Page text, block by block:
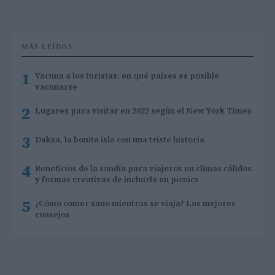
MÁS LEÍDOS
1 Vacuna a los turistas: en qué países es posible
vacunarse
2 Lugares para visitar en 2022 según el New York Times
3 Daksa, la bonita isla con una triste historia
4 Beneficios de la sandía para viajeros en climas cálidos
y formas creativas de incluirla en picnics
5 ¿Cómo comer sano mientras se viaja? Los mejores
consejos